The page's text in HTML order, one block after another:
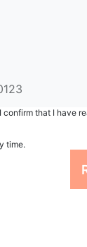
confirm that I have
time.